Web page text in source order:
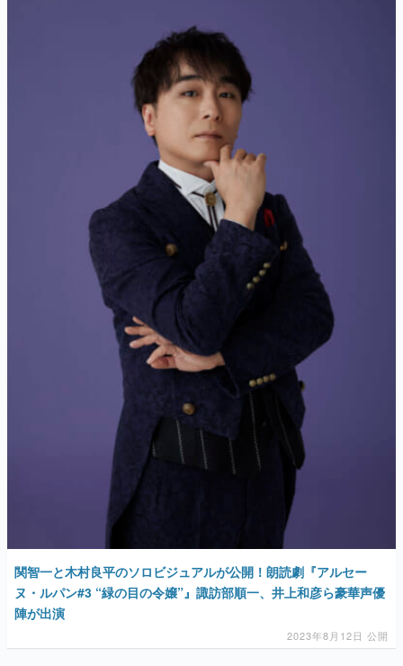
電ファミニコゲーマーとは？
運営：株式会社マレ
関智一と木村良平のソロビジュアルが公開！朗読劇『アルセー
ヌ・ルパン#3 “緑の目の令嬢”』諏訪部順一、井上和彦ら豪華声優
陣が出演
2023年8月12日 公開
AD